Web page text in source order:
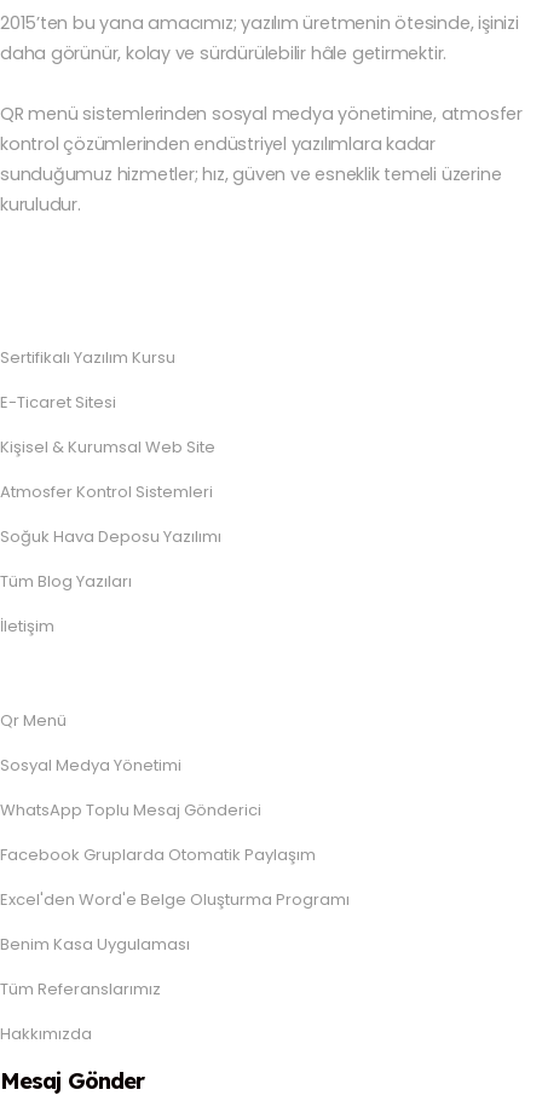
2015’ten bu yana amacımız; yazılım üretmenin ötesinde, işinizi
daha görünür, kolay ve sürdürülebilir hâle getirmektir.
QR menü sistemlerinden sosyal medya yönetimine, atmosfer
kontrol çözümlerinden endüstriyel yazılımlara kadar
sunduğumuz hizmetler; hız, güven ve esneklik temeli üzerine
kuruludur.
Sertifikalı Yazılım Kursu
E-Ticaret Sitesi
Kişisel & Kurumsal Web Site
Atmosfer Kontrol Sistemleri
Soğuk Hava Deposu Yazılımı
Tüm Blog Yazıları
İletişim
Qr Menü
Sosyal Medya Yönetimi
WhatsApp Toplu Mesaj Gönderici
Facebook Gruplarda Otomatik Paylaşım
Excel'den Word'e Belge Oluşturma Programı
Benim Kasa Uygulaması
Tüm Referanslarımız
Hakkımızda
Mesaj Gönder